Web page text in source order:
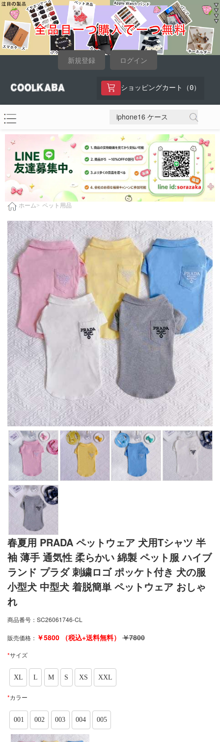
新規登録 ログイン
ショッピングカート（ 0）
ホーム> ペット用品
春夏用 PRADA ペットウェア 犬用Tシャツ 半
袖 薄手 通気性 柔らかい 綿製 ペット服 ハイブ
ランド プラダ 刺繍ロゴ ポッケト付き 犬の服
小型犬 中型犬 着脱簡単 ペットウェア おしゃ
れ
商品番号： SC26061746-CL
販売価格： ￥5800 （税込+送料無料） ￥7800
*サイズ
XL L M S XS XXL
*カラー
001 002 003 004 005